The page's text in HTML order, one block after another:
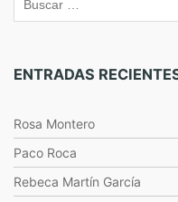
ENTRADAS
Rosa Montero
Paco Roca
Rebeca Martín García